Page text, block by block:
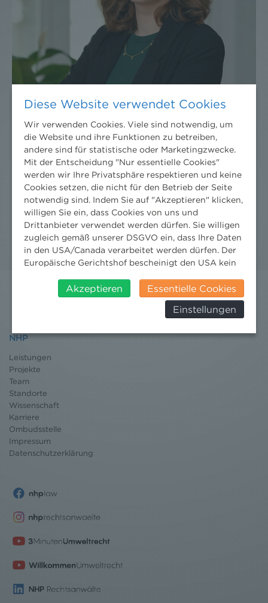
Michelle Pointinger, MA
PR & Marketing
NHP
Leistungen
Projekte
Team
Standorte
Wissenschaft
Karriere
Ombudsstelle
Impressum
Datenschutzerklärung
Diese Website verwendet Cookies
Wir verwenden Cookies. Viele sind notwendig, um
die Website und ihre Funktionen zu betreiben,
andere sind für statistische oder Marketingzwecke.
Mit der Entscheidung "Nur essentielle Cookies"
werden wir Ihre Privatsphäre respektieren und keine
Cookies setzen, die nicht für den Betrieb der Seite
notwendig sind. Indem Sie auf "Akzeptieren" klicken,
willigen Sie ein, dass Cookies von uns und
Drittanbieter verwendet werden dürfen. Sie willigen
zugleich gemäß unserer DSGVO ein, dass Ihre Daten
in den USA/Canada verarbeitet werden dürfen. Der
Europäische Gerichtshof bescheinigt den USA kein
insbesondere das Risiko, dass ihre Daten durch US-
Behörden, zu Kontroll- und zu
Überwachungszwecken, verarbeitet werden und
werden können. Zudem finden Sie am
Einwilligung widerrufen und Widerspruch ausüben.
Akzeptieren
Essentielle Cookies
Einstellungen